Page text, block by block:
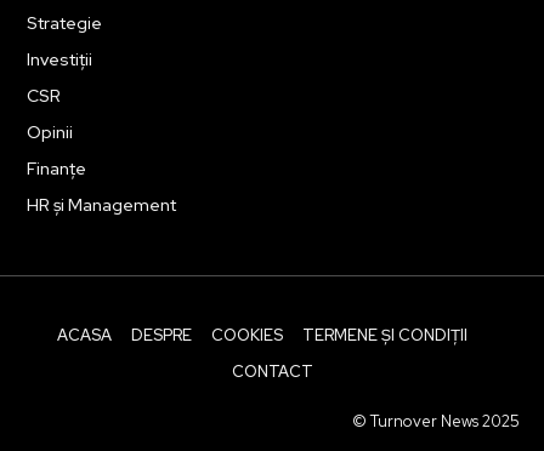
Strategie
Investiții
CSR
Opinii
Finanțe
HR și Management
ACASA DESPRE COOKIES
TERMENE ȘI CONDIȚII
CONTACT
© Turnover News 2025